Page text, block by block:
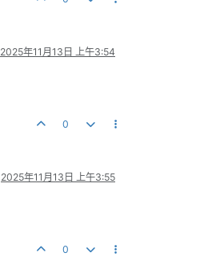
2025年11月13日 上午3:54
0
2025年11月13日 上午3:55
0